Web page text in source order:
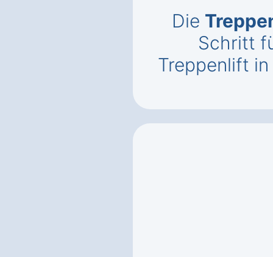
Die
Schritt
Treppenlift